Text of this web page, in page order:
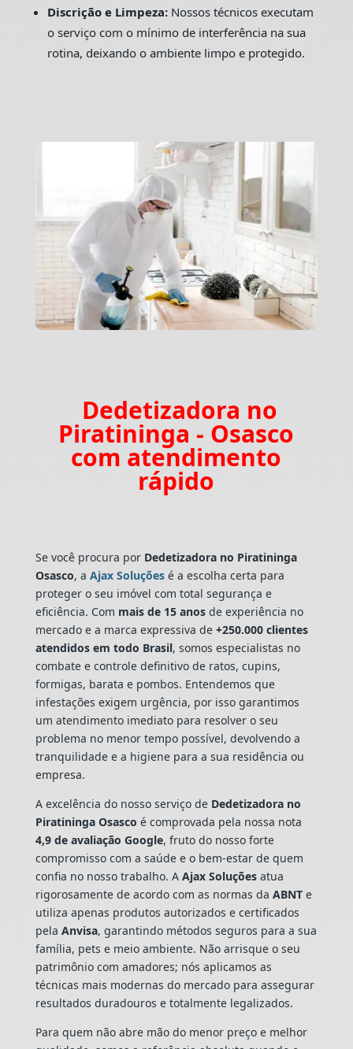
Discrição e Limpeza:Nossos técnicos executam
o serviço com o mínimo de interferência na sua
rotina, deixando o ambiente limpo e protegido.
Dedetizadora no
Piratininga - Osasco
com atendimento
rápido
Se você procura por Dedetizadora no Piratininga
Osasco, a Ajax Soluçõesé a escolha certa para
proteger o seu imóvel com total segurança e
eficiência. Com mais de 15 anosde experiência no
mercado e a marca expressiva de+250.000 clientes
atendidos em todo Brasil, somos especialistas no
combate e controle definitivo de ratos, cupins,
formigas, barata e pombos. Entendemos que
infestações exigem urgência, por isso garantimos
um atendimento imediato para resolver o seu
problema no menor tempo possível, devolvendo a
tranquilidade e a higiene para a sua residência ou
empresa.
A excelência do nosso serviço de Dedetizadora no
Piratininga Osasco é comprovada pela nossa nota
4,9 de avaliação Google, fruto do nosso forte
compromisso com a saúde e o bem-estar de quem
confia no nosso trabalho. A Ajax Soluçõesatua
rigorosamente de acordo com as normas da ABNTe
utiliza apenas produtos autorizados e certificados
pela Anvisa, garantindo métodos seguros para a sua
família, pets e meio ambiente. Não arrisque o seu
patrimônio com amadores; nós aplicamos as
técnicas mais modernas do mercado para assegurar
resultados duradouros e totalmente legalizados.
Para quem não abre mão do menor preço e melhor